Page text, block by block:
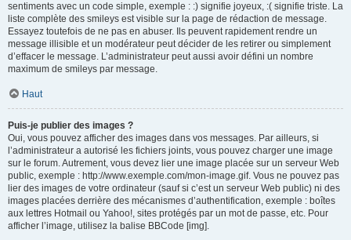
sentiments avec un code simple, exemple : :) signifie joyeux, :( signifie triste. La
liste complète des smileys est visible sur la page de rédaction de message.
Essayez toutefois de ne pas en abuser. Ils peuvent rapidement rendre un
message illisible et un modérateur peut décider de les retirer ou simplement
d’effacer le message. L’administrateur peut aussi avoir défini un nombre
maximum de smileys par message.
Haut
Puis-je publier des images ?
Oui, vous pouvez afficher des images dans vos messages. Par ailleurs, si
l’administrateur a autorisé les fichiers joints, vous pouvez charger une image
sur le forum. Autrement, vous devez lier une image placée sur un serveur Web
public, exemple : http://www.exemple.com/mon-image.gif. Vous ne pouvez pas
lier des images de votre ordinateur (sauf si c’est un serveur Web public) ni des
images placées derrière des mécanismes d’authentification, exemple : boîtes
aux lettres Hotmail ou Yahoo!, sites protégés par un mot de passe, etc. Pour
afficher l’image, utilisez la balise BBCode [img].